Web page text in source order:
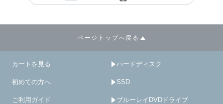
ページトップへ戻る
カートを見る
初めての方へ
ご利用ガイド
ハードディスク
SSD
ブルーレイDVDドライブ